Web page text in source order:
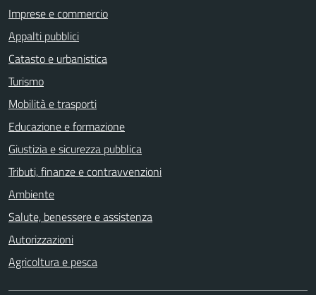
Imprese e commercio
Appalti pubblici
Catasto e urbanistica
Turismo
Mobilità e trasporti
Educazione e formazione
Giustizia e sicurezza pubblica
Tributi, finanze e contravvenzioni
Ambiente
Salute, benessere e assistenza
Autorizzazioni
Agricoltura e pesca